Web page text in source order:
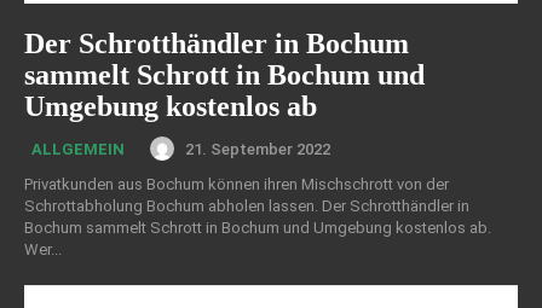
Der Schrotthändler in Bochum
sammelt Schrott in Bochum und
Umgebung kostenlos ab
ALLGEMEIN
21. September 2022
Privatkunden aus Bochum können ihren Mischschrott von der
Schrottabholung Bochum abholen lassen. Der Schrotthändler in
Bochum sammelt Schrott in Bochum und Umgebung kostenlos ab.
Wer...